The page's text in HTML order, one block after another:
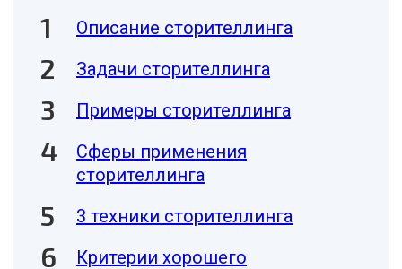
Описание сторителлинга
Задачи сторителлинга
Примеры сторителлинга
Сферы применения
сторителлинга
3 техники сторителлинга
Критерии хорошего